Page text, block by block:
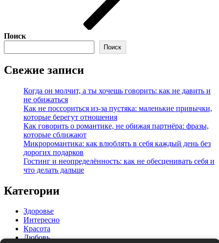
Поиск
Поиск
Свежие записи
Когда он молчит, а ты хочешь говорить: как не давить и
не обижаться
Как не поссориться из‑за пустяка: маленькие привычки,
которые берегут отношения
Как говорить о романтике, не обижая партнёра: фразы,
которые сближают
Микроромантика: как влюблять в себя каждый день без
дорогих подарков
Гостинг и неопределённость: как не обесценивать себя и
что делать дальше
Категории
Здоровье
Интересно
Красота
Любовь